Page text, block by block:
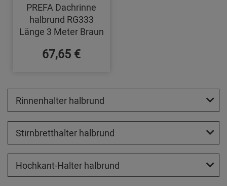
PREFA Dachrinne
halbrund RG333
Länge 3 Meter Braun
67,65 €
Rinnenhalter halbrund
Stirnbretthalter halbrund
Hochkant-Halter halbrund